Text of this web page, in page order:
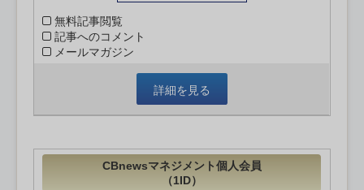
無料記事閲覧
記事へのコメント
メールマガジン
詳細を見る
CBnewsマネジメント個人会員
（1ID）